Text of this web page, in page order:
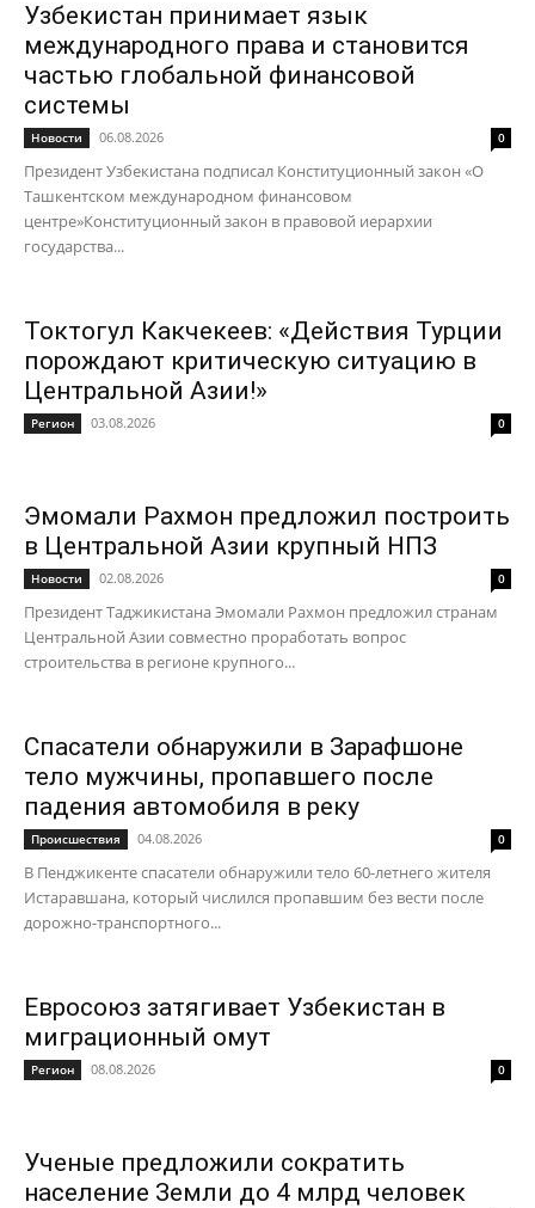
Узбекистан принимает язык
международного права и становится
частью глобальной финансовой
системы
Новости 06.08.2026 0
Президент Узбекистана подписал Конституционный закон «О
Ташкентском международном финансовом
центре»Конституционный закон в правовой иерархии
государства...
Токтогул Какчекеев: «Действия Турции
порождают критическую ситуацию в
Центральной Азии!»
Регион 03.08.2026 0
Эмомали Рахмон предложил построить
в Центральной Азии крупный НПЗ
Новости 02.08.2026 0
Президент Таджикистана Эмомали Рахмон предложил странам
Центральной Азии совместно проработать вопрос
строительства в регионе крупного...
Спасатели обнаружили в Зарафшоне
тело мужчины, пропавшего после
падения автомобиля в реку
Происшествия 04.08.2026 0
В Пенджикенте спасатели обнаружили тело 60-летнего жителя
Истаравшана, который числился пропавшим без вести после
дорожно-транспортного...
Евросоюз затягивает Узбекистан в
миграционный омут
Регион 08.08.2026 0
Ученые предложили сократить
население Земли до 4 млрд человек